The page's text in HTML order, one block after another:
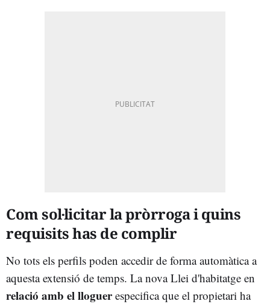
Com sol·licitar la pròrroga i quins
requisits has de complir
No tots els perfils poden accedir de forma automàtica a
aquesta extensió de temps. La nova Llei d'habitatge en
relació amb el lloguerespecifica que el propietari ha